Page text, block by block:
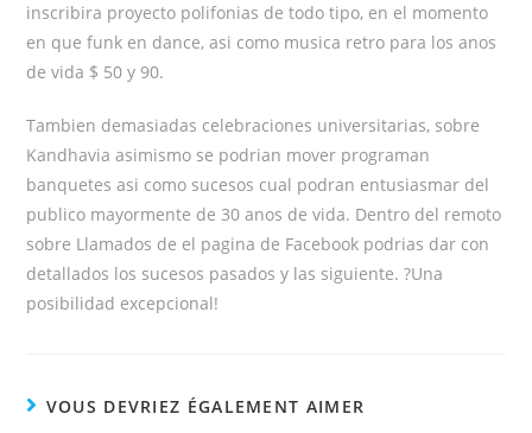
inscribira proyecto polifonias de todo tipo, en el momento
en que funk en dance, asi­ como musica retro para los anos
de vida $ 50 y 90.
Tambien demasiadas celebraciones universitarias, sobre
Kandhavia asimismo se podri­an mover programan
banquetes asi­ como sucesos cual podran entusiasmar del
publico mayormente de 30 anos de vida. Dentro del remoto
sobre Llamados de el pagina de Facebook podrias dar con
detallados los sucesos pasados y las siguiente. ?Una
posibilidad excepcional!
VOUS DEVRIEZ ÉGALEMENT AIMER